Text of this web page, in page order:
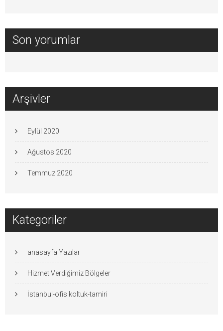
Son yorumlar
Arşivler
Eylül 2020
Ağustos 2020
Temmuz 2020
Kategoriler
anasayfa Yazılar
Hizmet Verdiğimiz Bölgeler
İstanbul-ofis koltuk-tamiri